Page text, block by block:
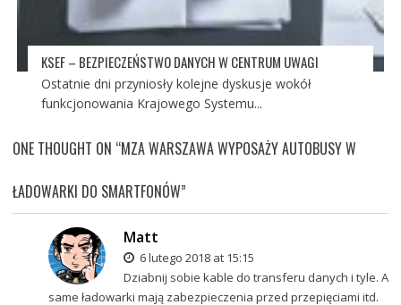
KSEF – BEZPIECZEŃSTWO DANYCH W CENTRUM UWAGI
Ostatnie dni przyniosły kolejne dyskusje wokół
funkcjonowania Krajowego Systemu...
ONE THOUGHT ON “MZA WARSZAWA WYPOSAŻY AUTOBUSY W
ŁADOWARKI DO SMARTFONÓW”
Matt
6 lutego 2018 at 15:15
Dziabnij sobie kable do transferu danych i tyle. A
same ładowarki mają zabezpieczenia przed przepięciami itd.